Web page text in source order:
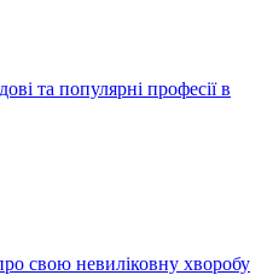
та популярні професії в
свою невиліковну хворобу